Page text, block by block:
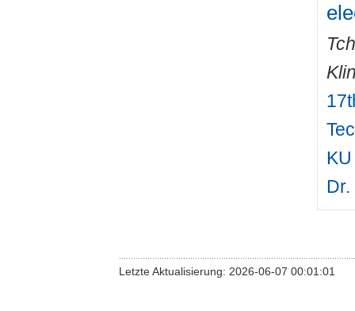
Letzte Aktualisierung: 2026-06-07 00:01:01